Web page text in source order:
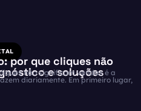
por que cliques não
e soluções
não significam vendas é a
diariamente. Em primeiro lugar,